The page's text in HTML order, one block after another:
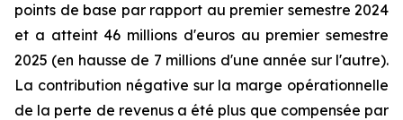
points de base par rapport au premier semestre 2024
et a atteint 46 millions d'euros au premier semestre
2025 (en hausse de 7 millions d'une année sur l'autre).
La contribution négative sur la marge opérationnelle
de la perte de revenus a été plus que compensée par